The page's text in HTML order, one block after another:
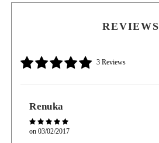
REVIEWS
3 Reviews
Renuka
on03/02/2017